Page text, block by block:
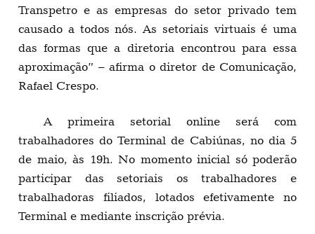
Transpetro e as empresas do setor privado tem
causado a todos nós. As setoriais virtuais é uma
das formas que a diretoria encontrou para essa
aproximação” – afirma o diretor de Comunicação,
Rafael Crespo.
A primeira setorial online será com
trabalhadores do Terminal de Cabiúnas, no dia 5
de maio, às 19h. No momento inicial só poderão
participar das setoriais os trabalhadores e
trabalhadoras filiados, lotados efetivamente no
Terminal e mediante inscrição prévia.